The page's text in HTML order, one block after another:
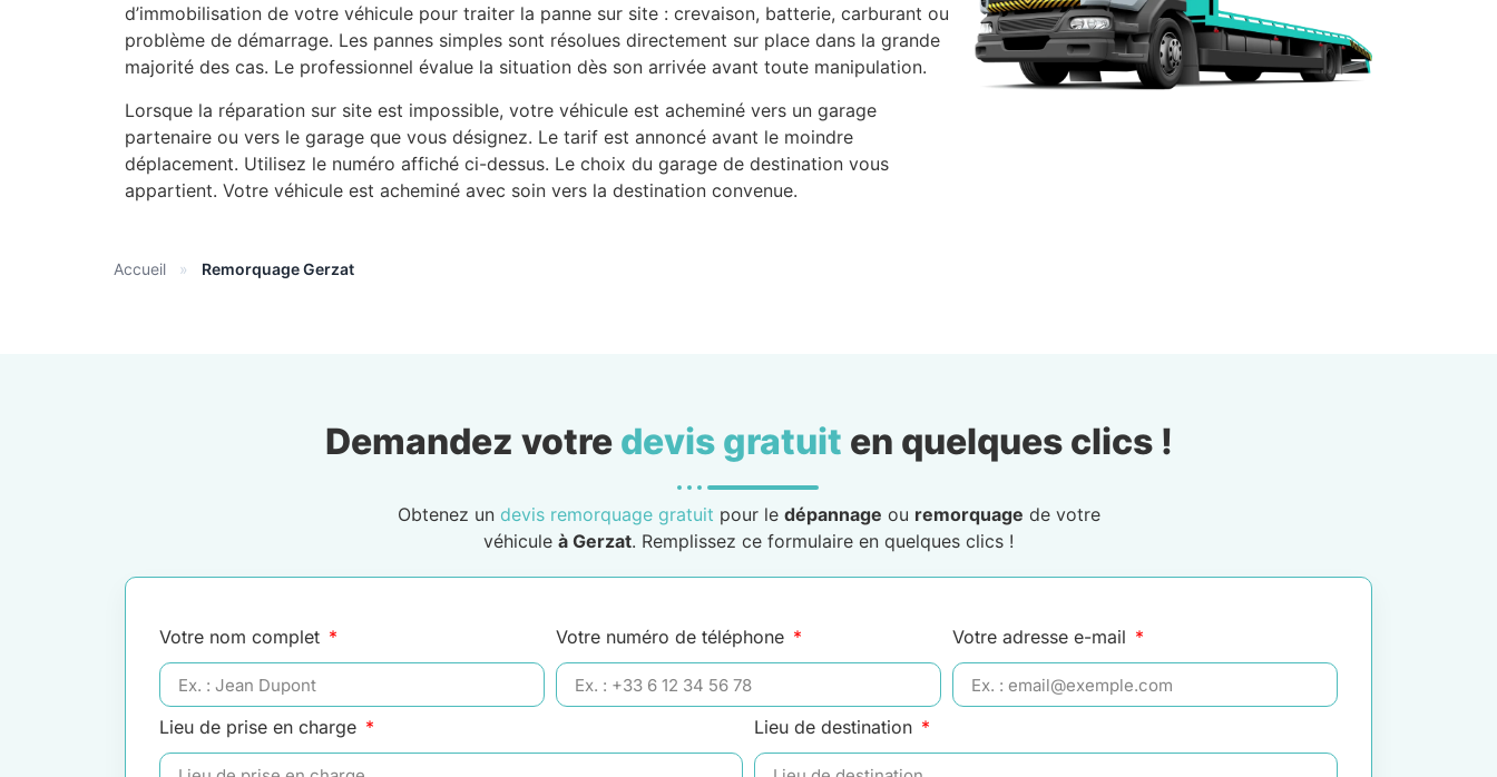
d’immobilisation de votre véhicule pour traiter la panne sur site : crevaison, batterie, carburant ou
problème de démarrage. Les pannes simples sont résolues directement sur place dans la grande
majorité des cas. Le professionnel évalue la situation dès son arrivée avant toute manipulation.
Lorsque la réparation sur site est impossible, votre véhicule est acheminé vers un garage
partenaire ou vers le garage que vous désignez. Le tarif est annoncé avant le moindre
déplacement. Utilisez le numéro affiché ci-dessus. Le choix du garage de destination vous
appartient. Votre véhicule est acheminé avec soin vers la destination convenue.
Accueil » Remorquage Gerzat
Demandez votre devis gratuit en quelques clics !
Obtenez un devis remorquage gratuit pour le dépannage ou remorquage de votre
véhicule à Gerzat. Remplissez ce formulaire en quelques clics !
Votre nom complet Votre numéro de téléphone Votre adresse e-mail
Lieu de prise en charge Lieu de destination